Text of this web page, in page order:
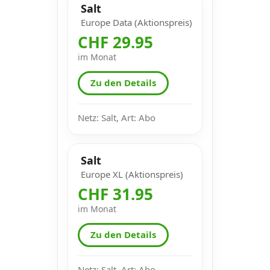
Salt
Europe Data (Aktionspreis)
CHF 29.95
im Monat
Zu den Details
Netz: Salt, Art: Abo
Salt
Europe XL (Aktionspreis)
CHF 31.95
im Monat
Zu den Details